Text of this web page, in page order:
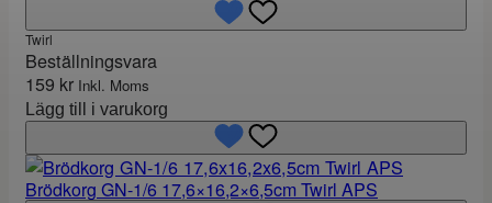
Twirl
Beställningsvara
159 kr Inkl. Moms
Lägg till i varukorg
Brödkorg GN-1/6 17,6×16,2×6,5cm Twirl APS